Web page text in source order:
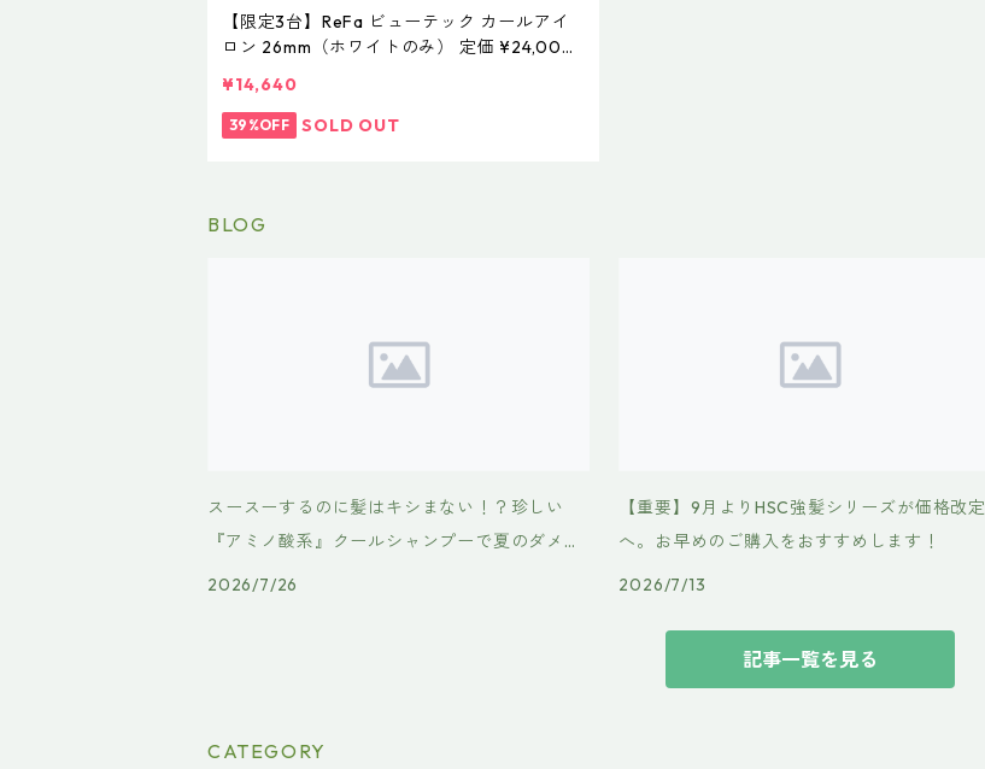
【限定3台】ReFa ビューテック カールアイ
ロン 26mm（ホワイトのみ） 定価 ¥24,000
ち！先着3名様限定です
¥14,640
39%OFF SOLD OUT
BLOG
スースーするのに髪はキシまない！？珍しい
『アミノ酸系』クールシャンプーで夏のダメー
ジヘアを優しくケア
2026/7/26
【重要】9月よりHSC強髪シリーズが価格改定
へ。お早めのご購入をおすすめします！
2026/7/13
記事一覧を見る
CATEGORY